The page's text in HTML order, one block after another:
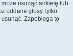
może usunąć ankietę lub
oddane głosy, tylko
Zapobiega to